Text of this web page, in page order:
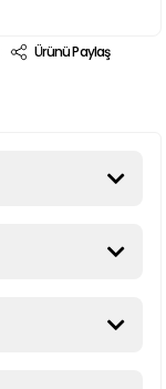
Ürünü Paylaş